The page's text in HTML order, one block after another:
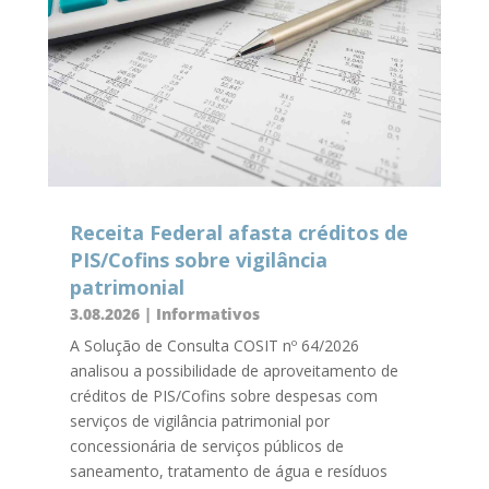
Receita Federal afasta créditos de
PIS/Cofins sobre vigilância
patrimonial
3.08.2026| Informativos
A Solução de Consulta COSIT nº 64/2026
analisou a possibilidade de aproveitamento de
créditos de PIS/Cofins sobre despesas com
serviços de vigilância patrimonial por
concessionária de serviços públicos de
saneamento, tratamento de água e resíduos